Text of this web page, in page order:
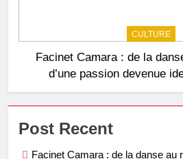
CULTURE
Facinet Camara : de la
d’une passion devenue
Post Recent
Facinet Camara : de la danse au